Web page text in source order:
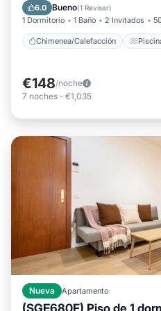
6.0 Bueno(1 Revisar)
1 Dormitorio 1 Baño 2 Invitados
Chimenea/Calefacción
Balcón/Terraza
€148/noche
7 noches - €1,035
Nueva Apartamento
(SGE680F) Piso de 1